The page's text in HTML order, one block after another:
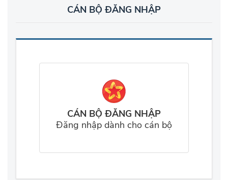
CÁN BỘ ĐĂNG NHẬP
CÁN BỘ ĐĂNG NHẬP
Đăng nhập dành cho cán bộ